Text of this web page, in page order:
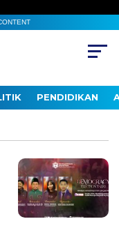
PENDIDIKAN